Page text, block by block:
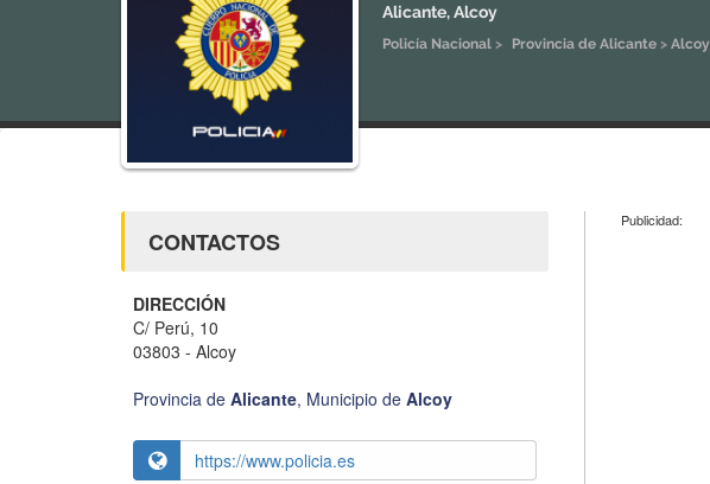
Alicante, Alcoy
Policía Nacional > Provincia de Alicante > Alcoy
CONTACTOS
DIRECCIÓN
C/ Perú, 10
03803 - Alcoy
Provincia de Alicante, Municipio de Alcoy
https://www.policia.es
Publicidad: